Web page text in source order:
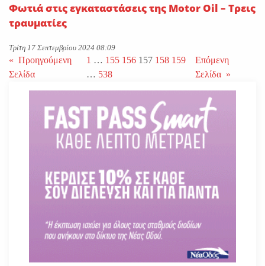
Φωτιά στις εγκαταστάσεις της Motor Oil – Τρεις
τραυματίες
Τρίτη 17 Σεπτεμβρίου 2024 08:09
« Προηγούμενη
Σελίδα
1 … 155 156 157 158 159
… 538
Επόμενη
Σελίδα »